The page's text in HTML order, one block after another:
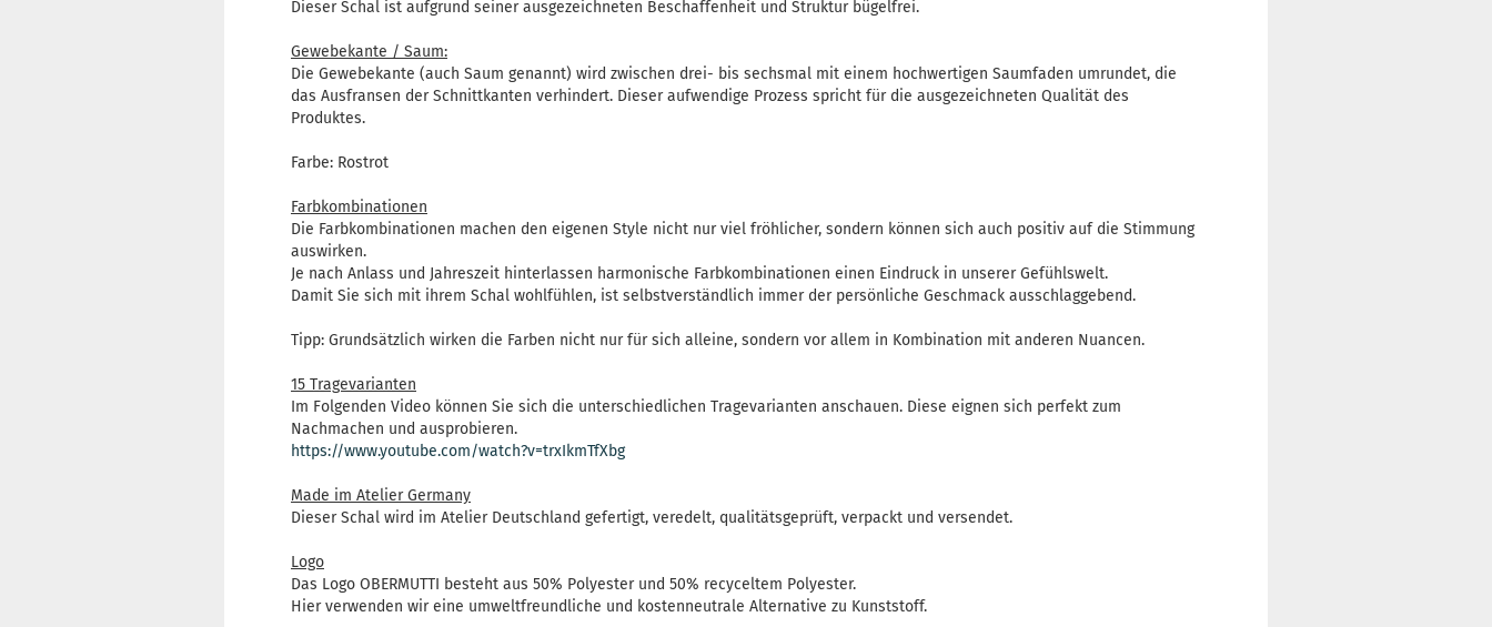
Dieser Schal ist aufgrund seiner ausgezeichneten Beschaffenheit und Struktur bügelfrei.
Gewebekante / Saum:
Die Gewebekante (auch Saum genannt) wird zwischen drei- bis sechsmal mit einem hochwertigen Saumfaden umrundet, die
das Ausfransen der Schnittkanten verhindert. Dieser aufwendige Prozess spricht für die ausgezeichneten Qualität des
Produktes.
Farbe: Rostrot
Farbkombinationen
Die Farbkombinationen machen den eigenen Style nicht nur viel fröhlicher, sondern können sich auch positiv auf die Stimmung
auswirken.
Je nach Anlass und Jahreszeit hinterlassen harmonische Farbkombinationen einen Eindruck in unserer Gefühlswelt.
Damit Sie sich mit ihrem Schal wohlfühlen, ist selbstverständlich immer der persönliche Geschmack ausschlaggebend.
Tipp: Grundsätzlich wirken die Farben nicht nur für sich alleine, sondern vor allem in Kombination mit anderen Nuancen.
15 Tragevarianten
Im Folgenden Video können Sie sich die unterschiedlichen Tragevarianten anschauen. Diese eignen sich perfekt zum
Nachmachen und ausprobieren.
https://www.youtube.com/watch?v=trxIkmTfXbg
Made im Atelier Germany
Dieser Schal wird im Atelier Deutschland gefertigt, veredelt, qualitätsgeprüft, verpackt und versendet.
Logo
Das Logo OBERMUTTI besteht aus 50% Polyester und 50% recyceltem Polyester.
Hier verwenden wir eine umweltfreundliche und kostenneutrale Alternative zu Kunststoff.